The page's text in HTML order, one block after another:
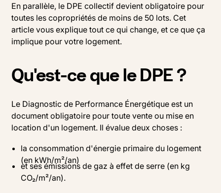
En parallèle, le DPE collectif devient obligatoire pour
toutes les copropriétés de moins de 50 lots. Cet
article vous explique tout ce qui change, et ce que ça
implique pour votre logement.
Qu'est-ce que le DPE ?
Le Diagnostic de Performance Énergétique est un
document obligatoire pour toute vente ou mise en
location d'un logement. Il évalue deux choses :
la consommation d'énergie primaire du logement
(en kWh/m²/an)
et ses émissions de gaz à effet de serre (en kg
CO₂/m²/an).